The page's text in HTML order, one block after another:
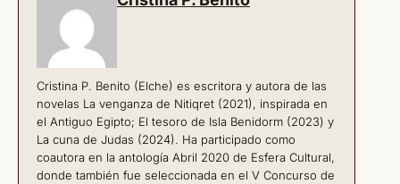
Cristina P. Benito (Elche) es escritora y autora de las
novelas La venganza de Nitiqret (2021), inspirada en
el Antiguo Egipto; El tesoro de Isla Benidorm (2023) y
La cuna de Judas (2024). Ha participado como
coautora en la antología Abril 2020 de Esfera Cultural,
donde también fue seleccionada en el V Concurso de